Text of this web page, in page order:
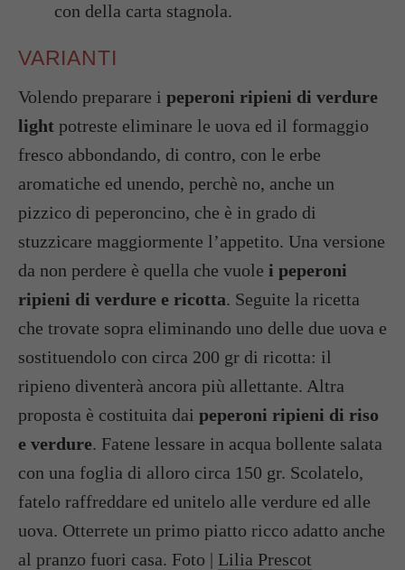
con della carta stagnola.
VARIANTI
Volendo preparare i peperoni ripieni di verdure
light potreste eliminare le uova ed il formaggio
fresco abbondando, di contro, con le erbe
aromatiche ed unendo, perchè no, anche un
pizzico di peperoncino, che è in grado di
stuzzicare maggiormente l’appetito. Una versione
da non perdere è quella che vuole i peperoni
ripieni di verdure e ricotta. Seguite la ricetta
che trovate sopra eliminando uno delle due uova e
sostituendolo con circa 200 gr di ricotta: il
ripieno diventerà ancora più allettante. Altra
proposta è costituita dai peperoni ripieni di riso
e verdure. Fatene lessare in acqua bollente salata
con una foglia di alloro circa 150 gr. Scolatelo,
fatelo raffreddare ed unitelo alle verdure ed alle
uova. Otterrete un primo piatto ricco adatto anche
al pranzo fuori casa. Foto | Lilia Prescot